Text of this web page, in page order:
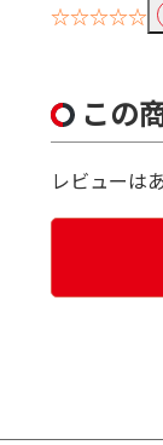
☆☆☆☆☆
この
レビューは